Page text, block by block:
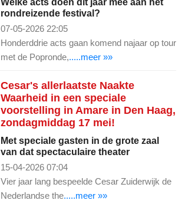
Welke acts doen dit jaar mee aan het
rondreizende festival?
07-05-2026 22:05
Honderddrie acts gaan komend najaar op tour
met de Popronde,.....meer »»
Cesar's allerlaatste Naakte
Waarheid in een speciale
voorstelling in Amare in Den Haag,
zondagmiddag 17 mei!
Met speciale gasten in de grote zaal
van dat spectaculaire theater
15-04-2026 07:04
Vier jaar lang bespeelde Cesar Zuiderwijk de
Nederlandse the.....meer »»